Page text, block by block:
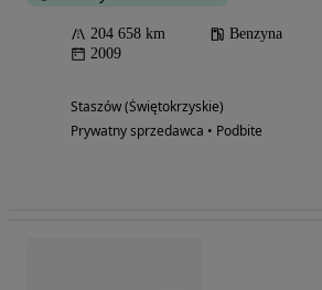
204 658 km Benzyna
2009
Staszów (Świętokrzyskie)
Prywatny sprzedawca • Podbite